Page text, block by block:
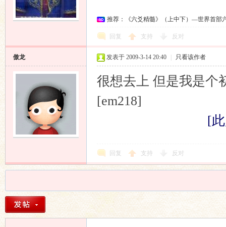
推荐：《六爻精髓》（上中下）—世界首部
回复 支持 反对
傲龙 发表于 2009-3-14 20:40 只看该作者
很想去上 但是我是个
[em218]
[
回复 支持 反对